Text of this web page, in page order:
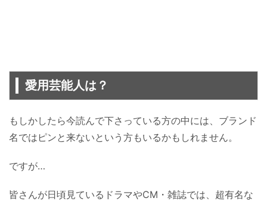
愛用芸能人は？
もしかしたら今読んで下さっている方の中には、ブランド
名ではピンと来ないという方もいるかもしれません。
ですが…
皆さんが日頃見ているドラマやCM・雑誌では、超有名な